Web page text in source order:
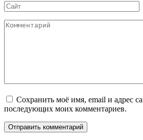
Сайт
Комментарий
Сохранить моё имя, email и адрес
последующих моих комментариев.